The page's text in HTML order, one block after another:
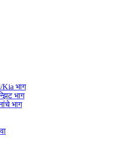
भाग
भाग
भाग